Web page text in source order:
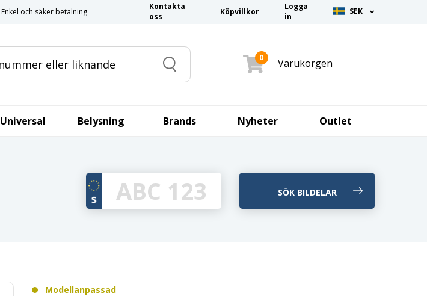
Enkel och säker betalning
Kontakta
oss
Köpvillkor
Logga
in
SEK
Search
0 Varukorgen
Universal Belysning Brands Nyheter Outlet
Modellanpassad